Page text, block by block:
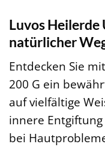
Luvos
natürlicher
Entdecken Sie mit
200 G ein
auf vielfältige
innere
bei